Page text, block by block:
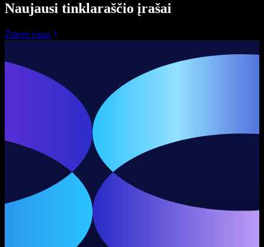
Naujausi tinklaraščio įrašai
Žiūrėti visus